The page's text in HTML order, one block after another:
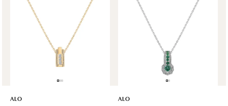
Halada OC Aupark, Bratislava
Einsteinova 18, 851 01 Bratislava
tel.: +421 917 090 891
zítra otevřeno od 09:00
ALO
ALO